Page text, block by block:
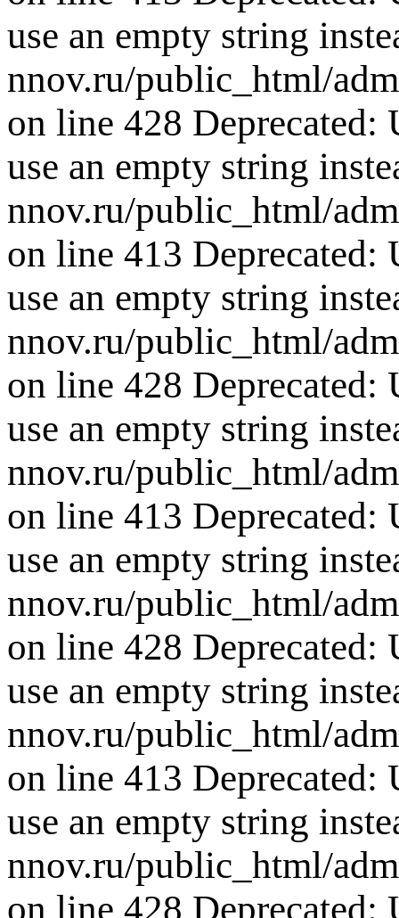
use an empty string
nnov.ru/public_html/
on line 428 Deprecated:
use an empty string
nnov.ru/public_html/
on line 413 Deprecated:
use an empty string
nnov.ru/public_html/
on line 428 Deprecated:
use an empty string
nnov.ru/public_html/
on line 413 Deprecated:
use an empty string
nnov.ru/public_html/
on line 428 Deprecated:
use an empty string
nnov.ru/public_html/
on line 413 Deprecated:
use an empty string
nnov.ru/public_html/
on line 428 Deprecated: